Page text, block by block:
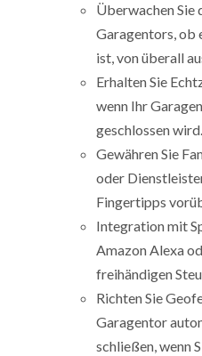
Überwachen Sie
Garagentors, ob
ist, von überall
Erhalten Sie
wenn Ihr
geschlossen wird.
Gewähren Sie
oder
Fingertipps
Integration mit
Amazon Alexa
freihändigen
Richten Sie
Garagentor
schließen, wenn